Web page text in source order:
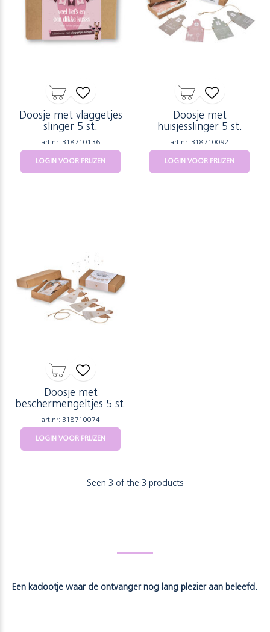
Doosje met vlaggetjes
slinger 5 st.
art.nr: 318710136
LOGIN VOOR PRIJZEN
Doosje met
huisjesslinger 5 st.
art.nr: 318710092
LOGIN VOOR PRIJZEN
Doosje met
beschermengeltjes 5 st.
art.nr: 318710074
LOGIN VOOR PRIJZEN
Seen 3 of the 3 products
Een kadootje waar de ontvanger nog lang plezier aan beleefd.